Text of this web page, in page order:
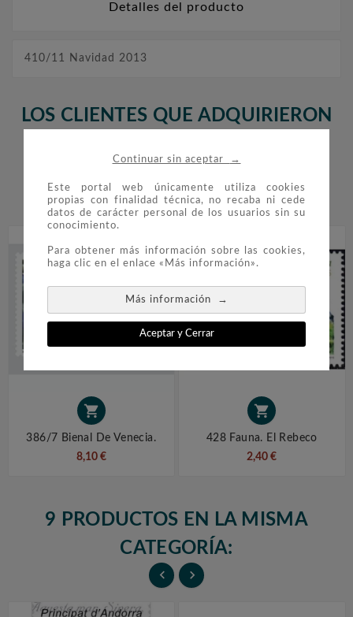
Continuar sin aceptar →
Este portal web únicamente utiliza cookies
propias con finalidad técnica, no recaba ni cede
datos de carácter personal de los usuarios sin su
conocimiento.
Para obtener más información sobre las cookies,
haga clic en el enlace «Más información».
Más información →
Aceptar y Cerrar
Detalles del producto
410/11 Navidad 2013
LOS CLIENTES QUE ADQUIRIERON
 

386/7 Bienal De Venecia.
8,10 €

428 Fauna. El Rebeco
2,40 €
9 PRODUCTOS EN LA MISMA
CATEGORÍA:
 